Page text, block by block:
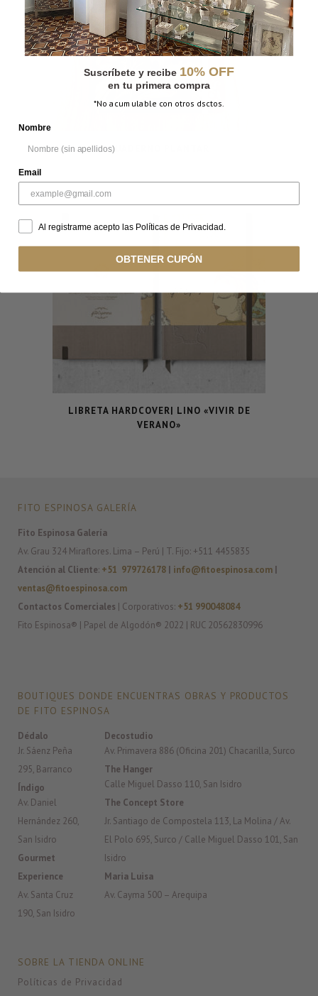
CUADERNO PLANTAR
LIBRETA HARDCOVER| LINO «VIVIR DE
VERANO»
FITO ESPINOSA GALERÍA
Fito Espinosa Galería
Av. Grau 324 Miraflores. Lima – Perú | T. Fijo: +511 4455835
Atención al Cliente: +51 979726178 | info@fitoespinosa.com |
ventas@fitoespinosa.com
Contactos Comerciales | Corporativos: +51 990048084
Fito Espinosa® | Papel de Algodón® 2022 | RUC 20562830996
BOUTIQUES DONDE ENCUENTRAS OBRAS Y PRODUCTOS
DE FITO ESPINOSA
Dédalo
Jr. Sáenz Peña
295, Barranco
Índigo
Av. Daniel
Hernández 260,
San Isidro
Gourmet
Experience
Av. Santa Cruz
190, San Isidro
Decostudio
Av. Primavera 886 (Oficina 201) Chacarilla, Surco
The Hanger
Calle Miguel Dasso 110, San Isidro
The Concept Store
Jr. Santiago de Compostela 113, La Molina / Av.
El Polo 695, Surco / Calle Miguel Dasso 101, San
Isidro
Maria Luisa
Av. Cayma 500 – Arequipa
SOBRE LA TIENDA ONLINE
Políticas de Privacidad
Suscríbete y recibe 10% OFF
en tu primera compra
*No acumulable con otros dsctos.
Nombre
Email
Al registrarme acepto las Políticas de Privacidad.
OBTENER CUPÓN